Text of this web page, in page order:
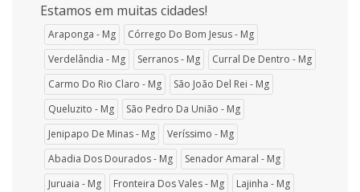
Estamos em muitas cidades!
Araponga - Mg
Córrego Do Bom Jesus - Mg
Verdelândia - Mg
Serranos - Mg
Curral De Dentro - Mg
Carmo Do Rio Claro - Mg
São João Del Rei - Mg
Queluzito - Mg
São Pedro Da União - Mg
Jenipapo De Minas - Mg
Veríssimo - Mg
Abadia Dos Dourados - Mg
Senador Amaral - Mg
Juruaia - Mg
Fronteira Dos Vales - Mg
Lajinha - Mg